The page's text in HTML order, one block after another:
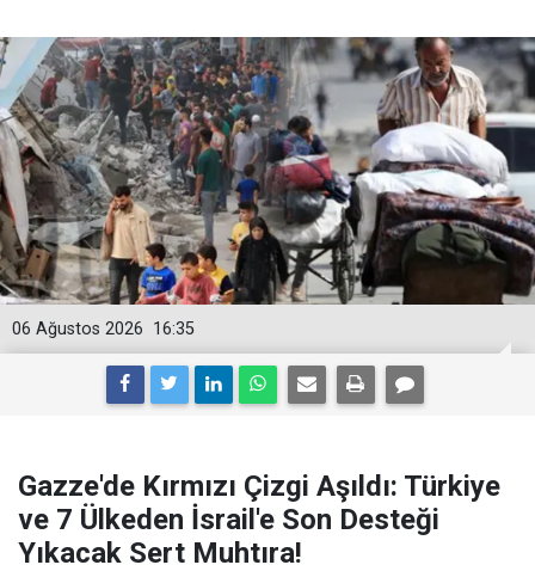
16:35
06 Ağustos 2026
Gazze'de Kırmızı Çizgi Aşıldı: Türkiye
ve 7 Ülkeden İsrail'e Son Desteği
Yıkacak Sert Muhtıra!